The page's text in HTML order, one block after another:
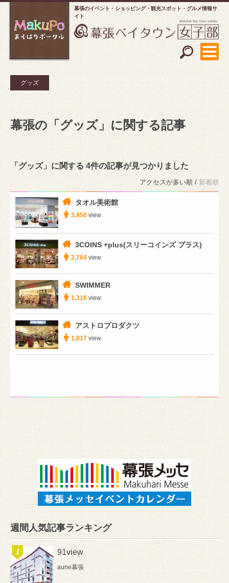
幕張のイベント・ショッピング
観光スポット・グルメ情報サ
イト
グッズ
幕張の「グッズ」に関する記事
「グッズ」に関する 4件の記事が見つかりました
アクセスが多い順 / 新着順
タオル美術館
3,850 view
3COINS +plus(スリーコインズ プラス)
2,784 view
SWIMMER
1,316 view
アストロプロダクツ
1,017 view
週間人気記事ランキング
91view
aune幕張